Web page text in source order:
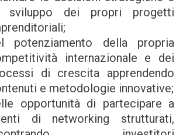
sviluppo dei propri progetti
potenziamento della propria
internazionale e dei
di crescita apprendendo
e metodologie innovative;
opportunità di partecipare a
di networking strutturati,